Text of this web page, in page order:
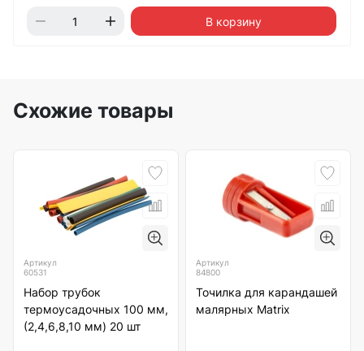
В корзину
Схожие товары
Артикул
60531
Набор трубок
термоусадочных 100 мм,
(2,4,6,8,10 мм) 20 шт
Артикул
84800
Точилка для карандашей
малярных Matrix